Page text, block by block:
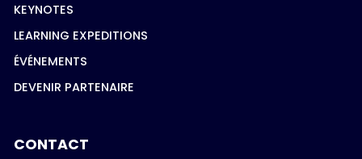
KEYNOTES
LEARNING EXPEDITIONS
ÉVÉNEMENTS
DEVENIR PARTENAIRE
CONTACT